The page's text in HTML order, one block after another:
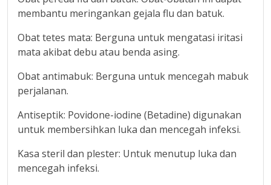
membantu meringankan gejala flu dan batuk.
Obat tetes mata: Berguna untuk mengatasi iritasi
mata akibat debu atau benda asing.
Obat antimabuk: Berguna untuk mencegah mabuk
perjalanan.
Antiseptik: Povidone-iodine (Betadine) digunakan
untuk membersihkan luka dan mencegah infeksi.
Kasa steril dan plester: Untuk menutup luka dan
mencegah infeksi.